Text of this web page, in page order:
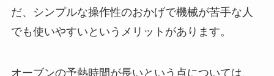
だ、シンプルな操作性のおかげで機械が苦手な人
でも使いやすいというメリットがあります。
オーブンの予熱時間が長いという点については、